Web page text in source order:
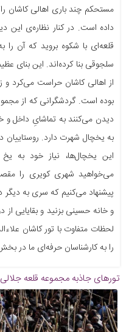
مستحکم چند باری اهالی
داده است. در کنار نظاره‌ی این
قلعه‌ای با شکوه بروید که آن
سلجوقی بنا کرده‌اند. این بنای
از اهالی کاشان حراست می‌کرد و
بوده است. گردشگرانی که از
دیدن می‌کنند به تماشایِ داخل و
به یخچال شهرت دارد.
این یخچال‌ها، نیاز خود به
می‌خواهید شهری کویری را
پیشنهاد می‌کنیم که سری به
و خانه حسینی بزنید و بقایایی از
لحظات متفاوت با تور کاشان
را به کارشناسان حرفه‌ای ما در
تورهای جاذبهمجموعه قلعه